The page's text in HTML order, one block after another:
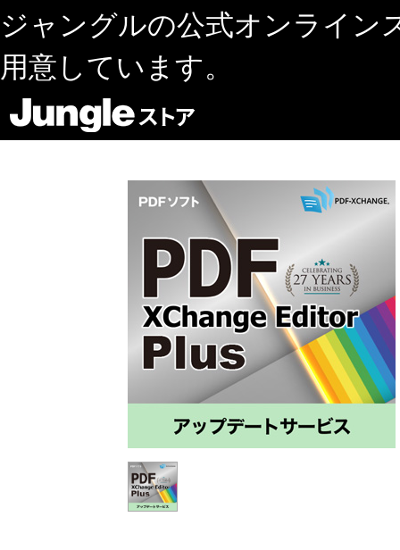
ジャングルの公式オンライン
用意しています。